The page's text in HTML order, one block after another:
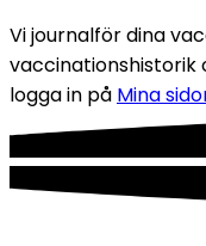
Vi journalför dina
vaccinationshistorik
logga in på Mina